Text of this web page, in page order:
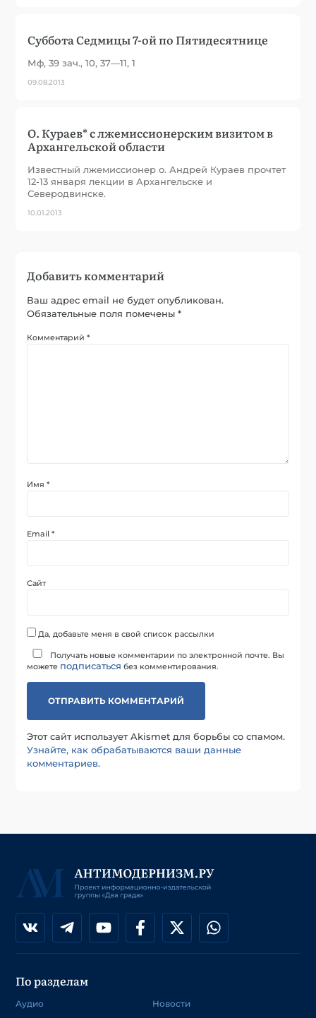
Суббота Седмицы 7-ой по Пятидесятнице
Мф, 39 зач., 10, 37—11, 1
09.08.2013
О. Кураев* с лжемиссионерским визитом в
Архангельской области
Известный лжемиссионер о. Андрей Кураев прочтет
12-13 января лекции в Архангельске и
Северодвинске.
10.01.2013
Добавить комментарий
Ваш адрес email не будет опубликован.
Обязательные поля помечены*
Комментарий*
Имя*
Email*
Сайт
Да, добавьте меня в свой список рассылки
Получать новые комментарии по электронной почте. Вы
можете подписаться без комментирования.
Этот сайт использует Akismet для борьбы со спамом.
Узнайте, как обрабатываются ваши данные
комментариев.
По разделам
Аудио
Новости